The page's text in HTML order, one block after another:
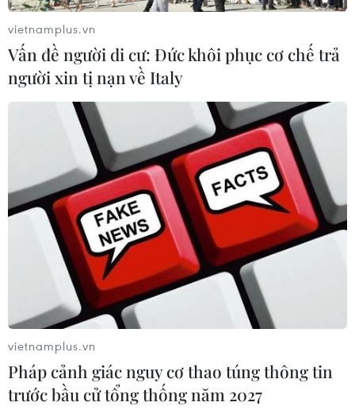
cấp 3 từ 0h ngày 29/11
28/11/2021 09:37
Tỉnh phân loại cấp độ dịch COVID-19 để áp dụng các
biện pháp hành chính “Thích ứng an toàn, linh hoạt,
kiểm soát hiệu quả dịch COVID-19” đối với cấp huyện
vietnamplus.vn
Vấn đề người di cư: Đức khôi phục cơ chế trả
người xin tị nạn về Italy
vietnamplus.vn
Pháp cảnh giác nguy cơ thao túng thông tin
trước bầu cử tổng thống năm 2027